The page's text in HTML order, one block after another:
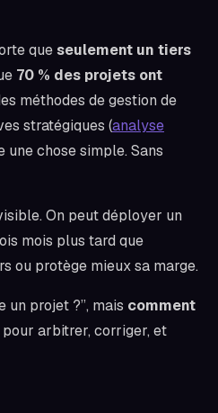
queseulement un tiers
70 % des projets ont
méthodes de gestion de
stratégiques (analyse
une chose simple. Sans
On peut déployer un
mois plus tard que
ou protège mieux sa marge.
un projet ?”, mais comment
arbitrer, corriger, et